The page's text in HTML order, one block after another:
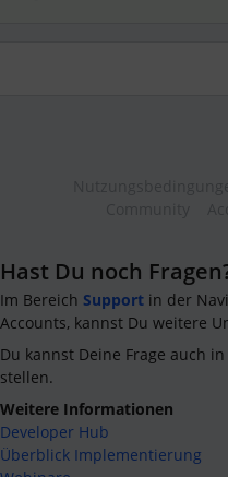
Hast Du noch
Im Bereich Support in der
Accounts, kannst Du weitere
Du kannst Deine Frage auch
stellen.
Weitere Informationen
Developer Hub
Überblick Implementierung